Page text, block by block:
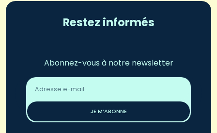
Restez informés
Abonnez-vous à notre newsletter
Adresse
email
JE M’ABONNE